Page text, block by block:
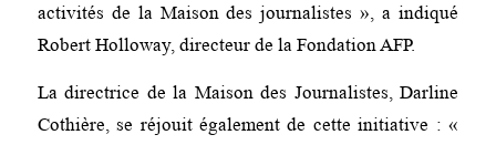
activités de la Maison des journalistes », a indiqué
Robert Holloway, directeur de la Fondation AFP.
La directrice de la Maison des Journalistes, Darline
Cothière, se réjouit également de cette initiative : «